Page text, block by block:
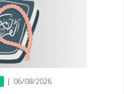
06/08/2026
|